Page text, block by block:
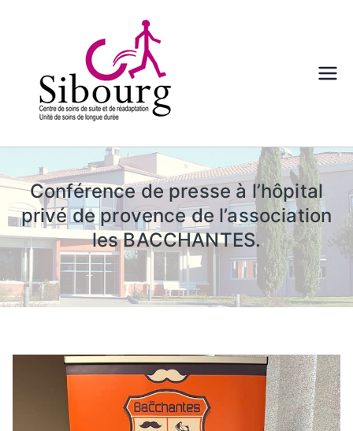
Aix en
Provence
Conférence de presse à l’hôpital
privé de provence de l’association
les BACCHANTES.